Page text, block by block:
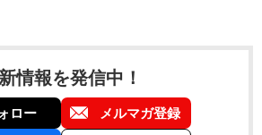
情報を発信中！
ロー メルマガ登録